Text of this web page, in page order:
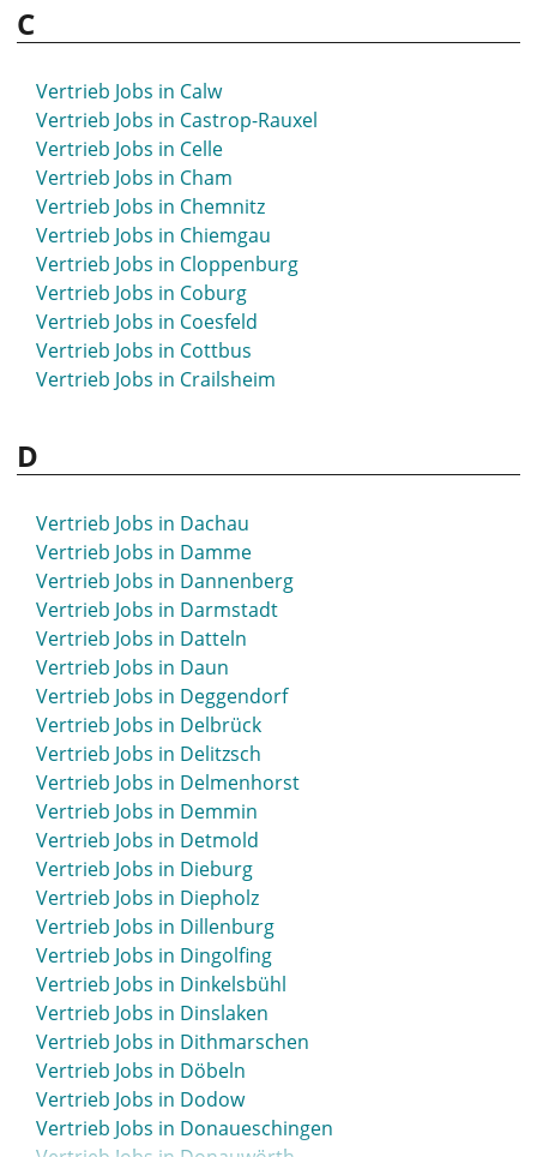
Vertrieb Jobs in Bad Waldsee
Vertrieb Jobs in Bad Windsheim
Vertrieb Jobs in Bad Wörishofen
Vertrieb Jobs in Bad Zwischenahn
Vertrieb Jobs in Balingen
Vertrieb Jobs in Bamberg
Vertrieb Jobs in Barsinghausen
Vertrieb Jobs in Barth
Vertrieb Jobs in Bassum
Vertrieb Jobs in Bautzen
Vertrieb Jobs in Bayreuth
Vertrieb Jobs in Beckum
Vertrieb Jobs in Berchtesgaden
Vertrieb Jobs in Bergedorf
Vertrieb Jobs in Bergisch Gladbach
Vertrieb Jobs in Bergkamen
Vertrieb Jobs in Berlin
Vertrieb Jobs in Bernau
Vertrieb Jobs in Bernau bei Berlin
Vertrieb Jobs in Bernburg
Vertrieb Jobs in Beverstedt
Vertrieb Jobs in Beverungen
Vertrieb Jobs in Biberach
Vertrieb Jobs in Bielefeld
Vertrieb Jobs in Bietigheim-Bissingen
Vertrieb Jobs in Bingen
Vertrieb Jobs in Bitburg
Vertrieb Jobs in Blaustein
Vertrieb Jobs in Bleicherode
Vertrieb Jobs in Böblingen
Vertrieb Jobs in Bocholt
Vertrieb Jobs in Bochum
Vertrieb Jobs in Boizenburg
Vertrieb Jobs in Bonn
Vertrieb Jobs in Bordesholm
Vertrieb Jobs in Borken
C
Vertrieb Jobs in Calw
Vertrieb Jobs in Castrop-Rauxel
Vertrieb Jobs in Celle
Vertrieb Jobs in Cham
Vertrieb Jobs in Chemnitz
Vertrieb Jobs in Chiemgau
Vertrieb Jobs in Cloppenburg
Vertrieb Jobs in Coburg
Vertrieb Jobs in Coesfeld
Vertrieb Jobs in Cottbus
Vertrieb Jobs in Crailsheim
D
Vertrieb Jobs in Dachau
Vertrieb Jobs in Damme
Vertrieb Jobs in Dannenberg
Vertrieb Jobs in Darmstadt
Vertrieb Jobs in Datteln
Vertrieb Jobs in Daun
Vertrieb Jobs in Deggendorf
Vertrieb Jobs in Delbrück
Vertrieb Jobs in Delitzsch
Vertrieb Jobs in Delmenhorst
Vertrieb Jobs in Demmin
Vertrieb Jobs in Detmold
Vertrieb Jobs in Dieburg
Vertrieb Jobs in Diepholz
Vertrieb Jobs in Dillenburg
Vertrieb Jobs in Dingolfing
Vertrieb Jobs in Dinkelsbühl
Vertrieb Jobs in Dinslaken
Vertrieb Jobs in Dithmarschen
Vertrieb Jobs in Döbeln
Vertrieb Jobs in Dodow
Vertrieb Jobs in Donaueschingen